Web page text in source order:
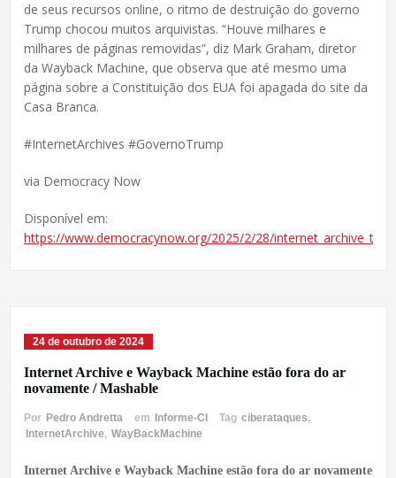
de seus recursos online, o ritmo de destruição do governo
Trump chocou muitos arquivistas. “Houve milhares e
milhares de páginas removidas”, diz Mark Graham, diretor
da Wayback Machine, que observa que até mesmo uma
página sobre a Constituição dos EUA foi apagada do site da
Casa Branca.
#InternetArchives #GovernoTrump
via Democracy Now
Disponível em:
https://www.democracynow.org/2025/2/28/
24 de outubro de 2024
Internet Archive e Wayback Machine estão fora do ar
novamente / Mashable
Por Pedro Andretta em Informe-CI Tag ciberataques,
InternetArchive, WayBackMachine
Internet Archive e Wayback Machine estão fora do ar novamente